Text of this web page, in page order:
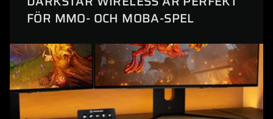
FÖR MMO- OCH MOBA-SPEL